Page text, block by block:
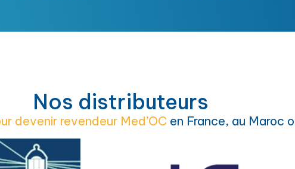
Nos distributeurs
devenir revendeur Med’OC en France, au Maroc